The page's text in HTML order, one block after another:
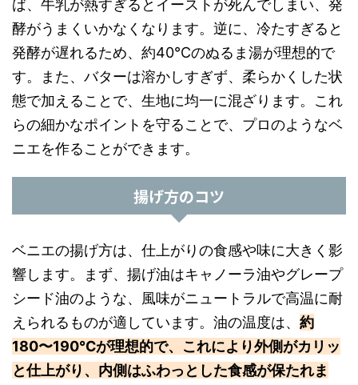
ば、牛乳が熱すぎるとイーストが死んでしまい、発
酵がうまくいかなくなります。逆に、冷たすぎると
発酵が遅れるため、約40℃のぬるま湯が理想的で
す。また、バターは溶かしすぎず、柔らかくした状
態で加えることで、生地に均一に混ざります。これ
らの細かなポイントを守ることで、プロのようなベ
ニエを作ることができます。
揚げ方のコツ
ベニエの揚げ方は、仕上がりの食感や味に大きく影
響します。まず、揚げ油はキャノーラ油やグレープ
シード油のような、風味がニュートラルで高温に耐
えられるものが適しています。油の温度は、 約
180〜190℃が理想的で、これにより外側がカリッ
と仕上がり、内側はふわっとした食感が保たれま